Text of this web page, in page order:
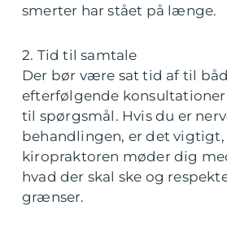
smerter har stået på længe.
2. Tid til samtale
Der bør være sat tid af til
efterfølgende
til spørgsmål. Hvis du er
behandlingen, er det vigtigt,
kiropraktoren møder dig
hvad der skal ske og
grænser.